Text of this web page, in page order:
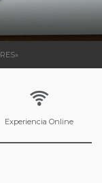
Experiencia Online